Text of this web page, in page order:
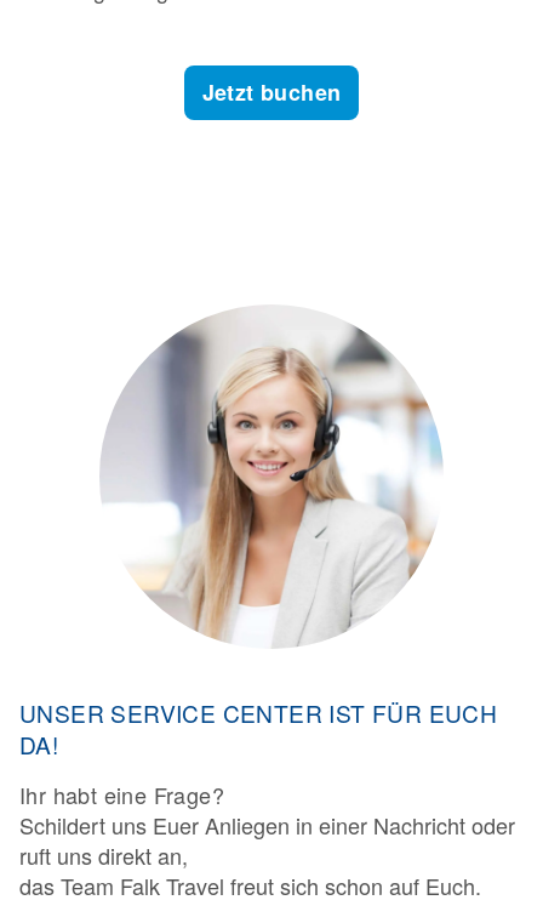
Jetzt buchen
UNSER SERVICE CENTER IST FÜR EUCH
DA!
Ihr habt eine Frage?
Schildert uns Euer Anliegen in einer Nachricht oder
ruft uns direkt an,
das Team Falk Travel freut sich schon auf Euch.